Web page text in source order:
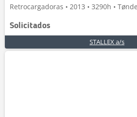
Retrocargadoras • 2013 • 3290h •
Solicitados
STALLEX a/s